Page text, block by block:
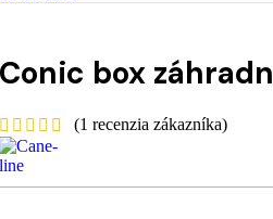
Conic box
(1 recenzia zákazníka)